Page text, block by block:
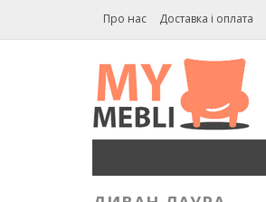
Про нас Доставка і оплата